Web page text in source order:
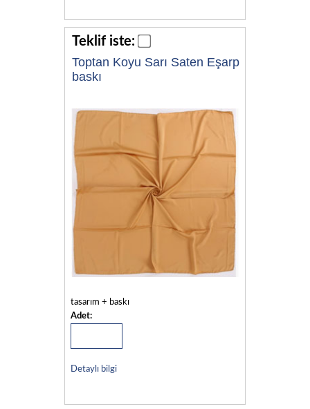
Teklif iste:
Toptan Koyu Sarı Saten Eşarp
baskı
tasarım + baskı
Adet:
Detaylı bilgi